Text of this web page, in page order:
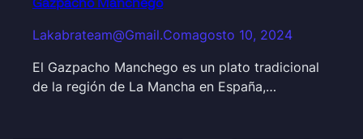
Lakabrateam@gmail.comagosto 10, 2024
El Gazpacho Manchego es un plato tradicional
de la región de La Mancha en España,…